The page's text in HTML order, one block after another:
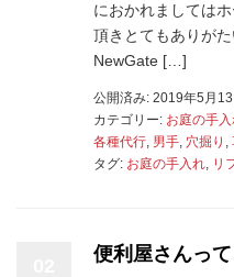
におかれましては
頂きとてもありが
NewGate […]
公開済み: 2019年5月13
カテゴリー: お庭の手
各種代行 男手 穴掘り
タグ: お庭の手入れ リ
便利屋さんっ